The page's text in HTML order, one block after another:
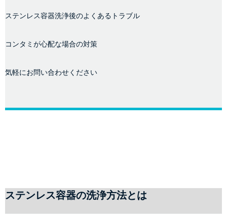
ステンレス容器洗浄後のよくあるトラブル
コンタミが心配な場合の対策
気軽にお問い合わせください
ステンレス容器の洗浄方法とは